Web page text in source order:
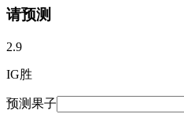
请预测
2.9
IG胜
预测果子